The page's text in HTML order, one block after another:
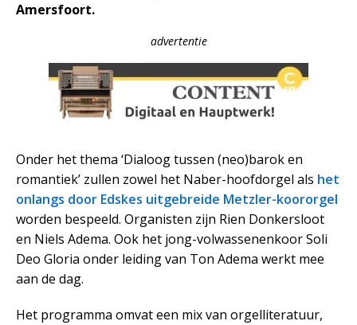
Amersfoort.
advertentie
Onder het thema ‘Dialoog tussen (neo)barok en
romantiek’ zullen zowel het Naber-hoofdorgel als het
onlangs door Edskes uitgebreide Metzler-koororgel
worden bespeeld. Organisten zijn Rien Donkersloot
en Niels Adema. Ook het jong-volwassenenkoor Soli
Deo Gloria onder leiding van Ton Adema werkt mee
aan de dag.
Het programma omvat een mix van orgelliteratuur,